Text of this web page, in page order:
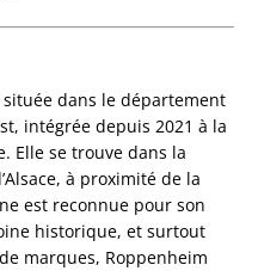
dans le département
intégrée depuis 2021 à la
Elle se trouve dans la
à proximité de la
est reconnue pour son
historique, et surtout
marques, Roppenheim